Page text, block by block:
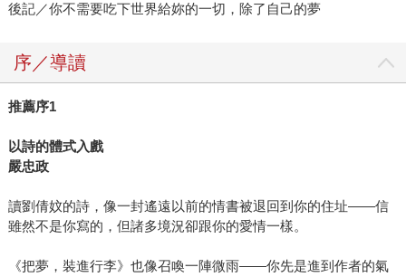
後記／你不需要吃下世界給妳的一切，除了自己的夢
序／導讀
推薦序1
以詩的體式入戲
嚴忠政
讀劉倩妏的詩，像一封遙遠以前的情書被退回到你的住址——信
雖然不是你寫的，但諸多境況卻跟你的愛情一樣。
《把夢，裝進行李》也像召喚一陣微雨——你先是進到作者的氣